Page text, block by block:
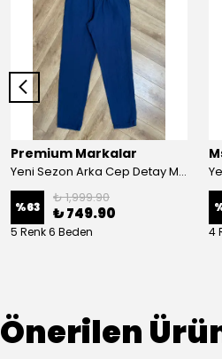
Premium Markalar
Yeni Sezon Arka Cep Detay Müslin Pantolon
%63
₺ 1,999.90
₺ 749.90
5 Renk 6 Beden 4
Önerilen